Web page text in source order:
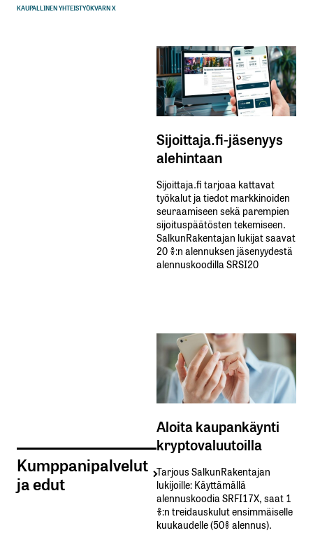
KAUPALLINEN YHTEISTYÖKVARN X
Kumppanipalvelut
ja edut
Sijoittaja.fi-jäsenyys
alehintaan
Sijoittaja.fi tarjoaa kattavat
työkalut ja tiedot markkinoiden
seuraamiseen sekä parempien
sijoituspäätösten tekemiseen.
SalkunRakentajan lukijat saavat
20 %:n alennuksen jäsenyydestä
alennuskoodilla SRSI20
Aloita kaupankäynti
kryptovaluutoilla
Tarjous SalkunRakentajan
lukijoille: Käyttämällä​ ​
alennuskoodia​ ​SRFI17X,​ ​saat​ ​1
%:n treidauskulut​ ​ensimmäiselle​ ​
kuukaudelle​ ​(50%​ ​alennus).